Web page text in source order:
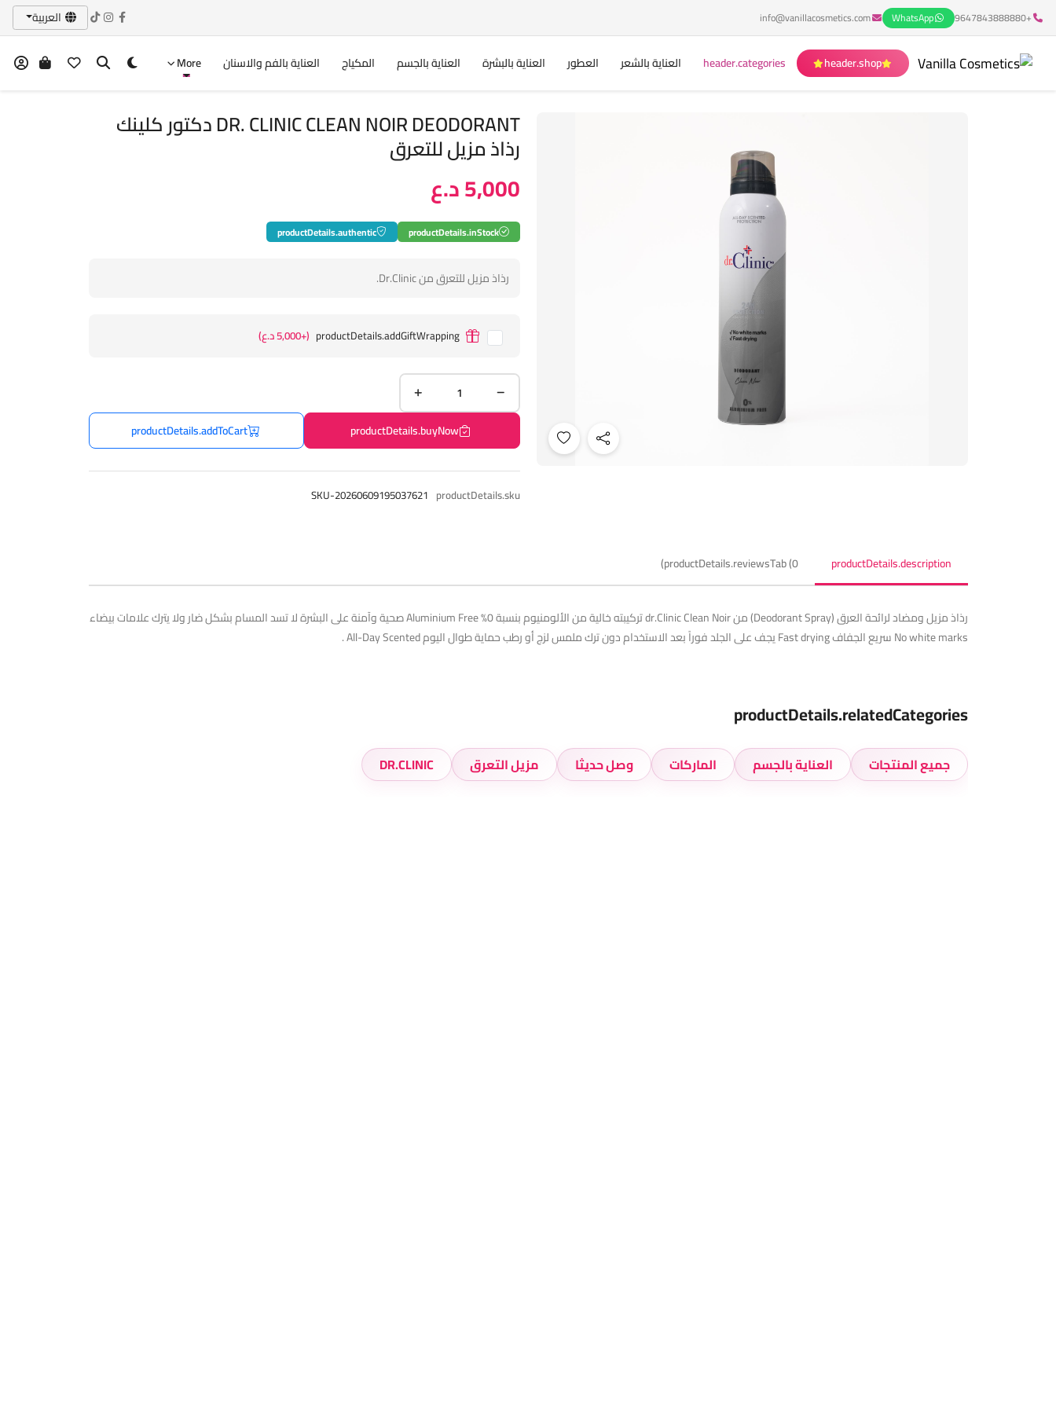
+9647843888880
WhatsApp
info@vanillacosmetics.com العربية
header.shop
header.categories العناية بالشعر العطور العناية بالبشرة العناية بالجسم المكياج العناية بالفم والاسنان More
DR. CLINIC CLEAN NOIR DEODORANT دكتور كلينك
رذاذ مزيل للتعرق
5,000 د.ع
productDetails.inStock
productDetails.authentic
رذاذ مزيل للتعرق من Dr.Clinic.
productDetails.addGiftWrapping (+5,000 د.ع)
productDetails.buyNow
productDetails.addToCart
productDetails.sku
SKU-20260609195037621
productDetails.description
productDetails.reviewsTab (0)
رذاذ مزيل ومضاد لرائحة العرق (Deodorant Spray) من dr.Clinic Clean Noir تركيبته خالية من الألومنيوم بنسبة 0% Aluminium Free صحية وآمنة على البشرة لا تسد المسام بشكل ضار ولا يترك علامات بيضاء
No white marks سريع الجفاف Fast drying يجف على الجلد فوراً بعد الاستخدام دون ترك ملمس لزج أو رطب حماية طوال اليوم All-Day Scented .
productDetails.relatedCategories
جميع المنتجات العناية بالجسم الماركات وصل حديثا مزيل التعرق DR.CLINIC